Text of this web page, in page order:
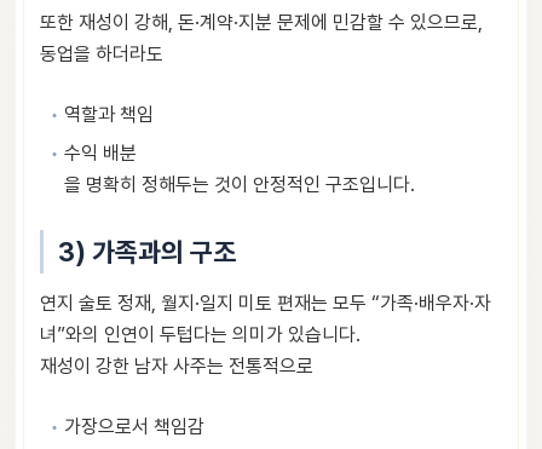
또한 재성이 강해, 돈·계약·지분 문제에 민감할 수 있으므로,
동업을 하더라도
역할과 책임
수익 배분
을 명확히 정해두는 것이 안정적인 구조입니다.
3) 가족과의 구조
연지 술토 정재, 월지·일지 미토 편재는 모두 “가족·배우자·자
녀”와의 인연이 두텁다는 의미가 있습니다.
재성이 강한 남자 사주는 전통적으로
가장으로서 책임감